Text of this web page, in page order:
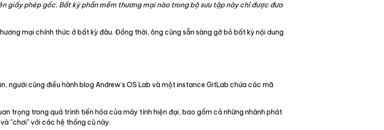
giấy phép gốc. Bất kỳ phần mềm thương mại nào trong bộ sưu tập này chỉ được đưa
mại chính thức ở bất kỳ đâu. Đồng thời, ông cũng sẵn sàng gỡ bỏ bất kỳ nội dung
người cũng điều hành blog Andrew’s OS Lab và một instance GitLab chứa các mã
trọng trong quá trình tiến hóa của máy tính hiện đại, bao gồm cả những nhánh phát
"chơi" với các hệ thống cũ này.